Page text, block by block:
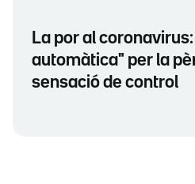
La por al
automàtica" per la
sensació de control